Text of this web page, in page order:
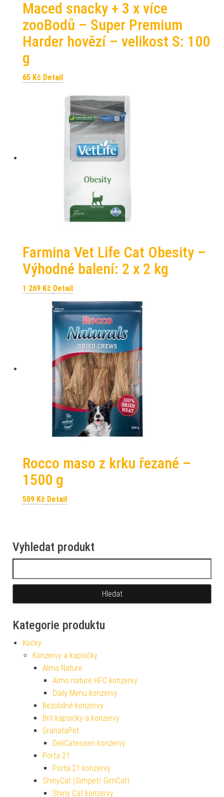
Maced snacky + 3 x více
zooBodů – Super Premium
Harder hovězí – velikost S: 100
g
65 Kč Detail
Farmina Vet Life Cat Obesity –
Výhodné balení: 2 x 2 kg
1 269 Kč Detail
Rocco maso z krku řezané –
1500 g
509 Kč Detail
Vyhledat produkt
Kategorie produktu
Kočky
Konzervy a kapsičky
Almo Nature
Almo nature HFC konzervy
Daily Menu konzervy
Bezobilné konzervy
Brit kapsičky a konzervy
GranataPet
DeliCatessen konzervy
Porta 21
Porta 21 konzervy
ShinyCat (Gimpet/ GimCat)
Shiny Cat konzervy